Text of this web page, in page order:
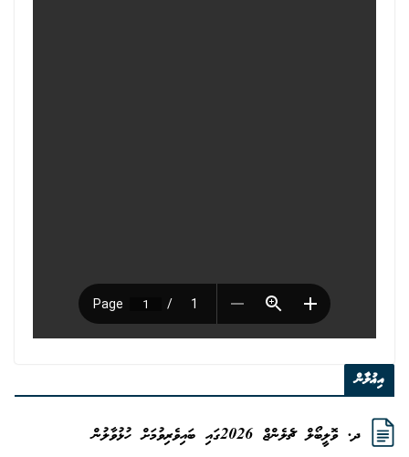
އިޢުލާން
ދ. ވޮލީބޯލް ޗެލެންޖް 2026ގައި ބައިވެރިވުމަށް ހުޅުވާލުން